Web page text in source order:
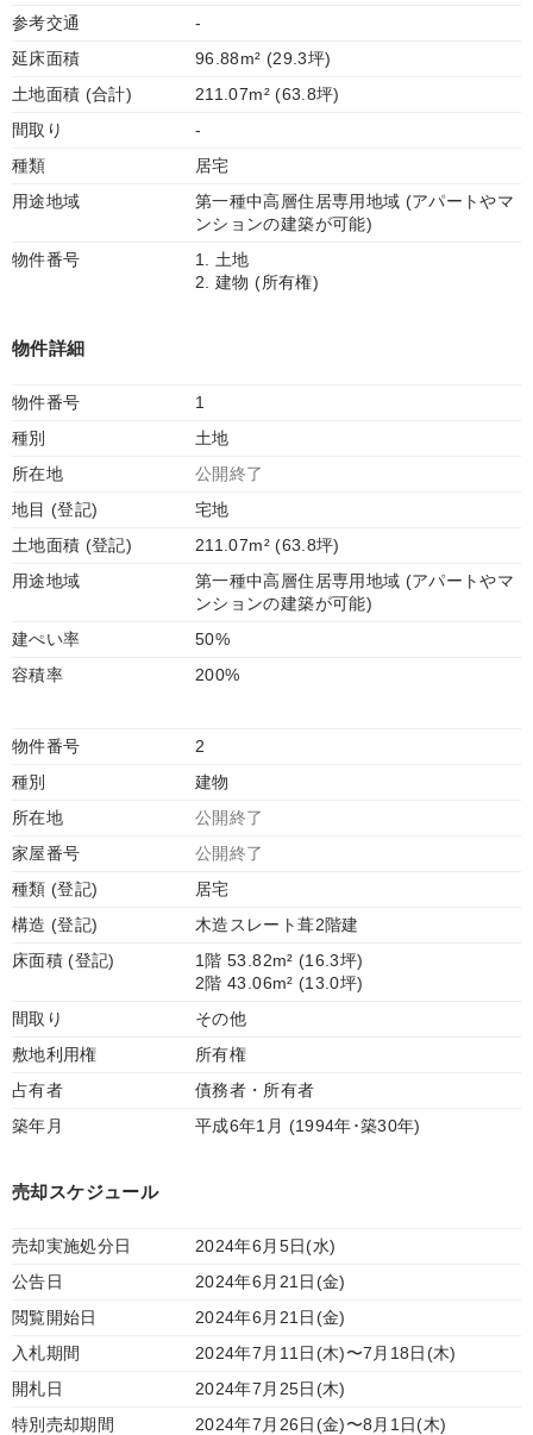
参考交通
-
延床面積
96.88m² (29.3坪)
土地面積 (合計)
211.07m² (63.8坪)
間取り
-
種類
居宅
用途地域
第一種中高層住居専用地域 (アパートやマ
ンションの建築が可能)
物件番号
1. 土地
2. 建物 (所有権)
物件詳細
物件番号
1
種別
土地
所在地
公開終了
地目 (登記)
宅地
土地面積 (登記)
211.07m² (63.8坪)
用途地域
第一種中高層住居専用地域 (アパートやマ
ンションの建築が可能)
建ぺい率
50%
容積率
200%
物件番号
2
種別
建物
所在地
公開終了
家屋番号
公開終了
種類 (登記)
居宅
構造 (登記)
木造スレート葺2階建
床面積 (登記)
1階 53.82m² (16.3坪)
2階 43.06m² (13.0坪)
間取り
その他
敷地利用権
所有権
占有者
債務者・所有者
築年月
平成6年1月 (1994年･築30年)
売却スケジュール
売却実施処分日
2024年6月5日(水)
公告日
2024年6月21日(金)
閲覧開始日
2024年6月21日(金)
入札期間
2024年7月11日(木)〜7月18日(木)
開札日
2024年7月25日(木)
特別売却期間
2024年7月26日(金)〜8月1日(木)